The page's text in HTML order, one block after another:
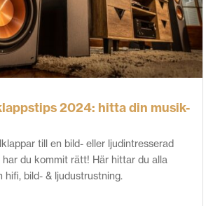
2024: hitta din musik-
till en bild- eller ljudintresserad
har du kommit rätt! Här hittar du alla
hifi, bild- & ljudustrustning.